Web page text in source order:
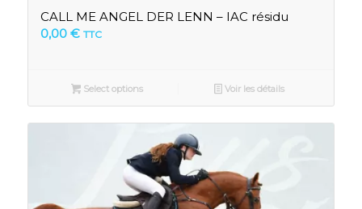
CALL ME ANGEL DER LENN – IAC résidu
0,00 € TTC
Select options Voir les détails